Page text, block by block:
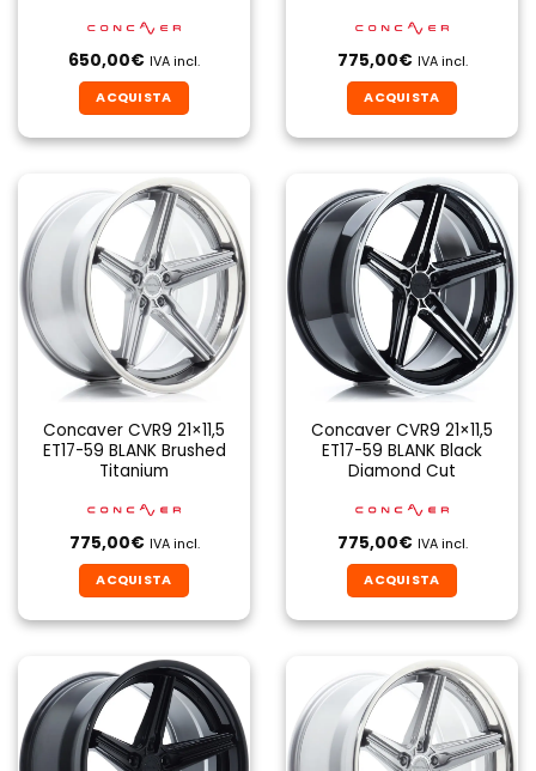
650,00€ IVA incl.
ACQUISTA
775,00€ IVA incl.
ACQUISTA
Concaver CVR9 21×11,5
ET17-59 BLANK Brushed
Titanium
775,00€ IVA incl.
ACQUISTA
Concaver CVR9 21×11,5
ET17-59 BLANK Black
Diamond Cut
775,00€ IVA incl.
ACQUISTA